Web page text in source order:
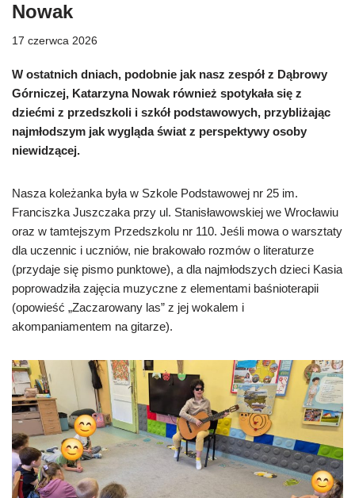
Nowak
17 czerwca 2026
W ostatnich dniach, podobnie jak nasz zespół z Dąbrowy
Górniczej, Katarzyna Nowak również spotykała się z
dziećmi z przedszkoli i szkół podstawowych, przybliżając
najmłodszym jak wygląda świat z perspektywy osoby
niewidzącej.
Nasza koleżanka była w Szkole Podstawowej nr 25 im.
Franciszka Juszczaka przy ul. Stanisławowskiej we Wrocławiu
oraz w tamtejszym Przedszkolu nr 110. Jeśli mowa o warsztaty
dla uczennic i uczniów, nie brakowało rozmów o literaturze
(przydaje się pismo punktowe), a dla najmłodszych dzieci Kasia
poprowadziła zajęcia muzyczne z elementami baśnioterapii
(opowieść „Zaczarowany las” z jej wokalem i
akompaniamentem na gitarze).